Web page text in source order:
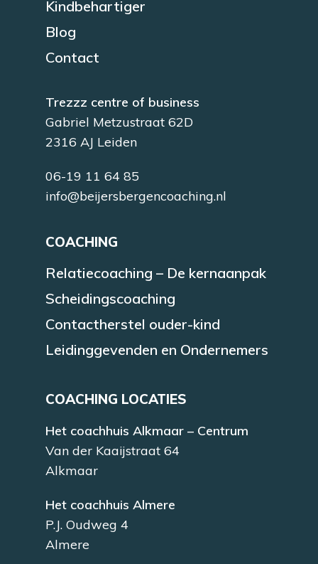
Kindbehartiger
Blog
Contact
Trezzz centre of business
Gabriel Metzustraat 62D
2316 AJ Leiden
06-19 11 64 85
info@beijersbergencoaching.nl
COACHING
Relatiecoaching – De kernaanpak
Scheidingscoaching
Contactherstel ouder-kind
Leidinggevenden en Ondernemers
COACHING LOCATIES
Het coachhuis Alkmaar – Centrum
Van der Kaaijstraat 64
Alkmaar
Het coachhuis Almere
P.J. Oudweg 4
Almere